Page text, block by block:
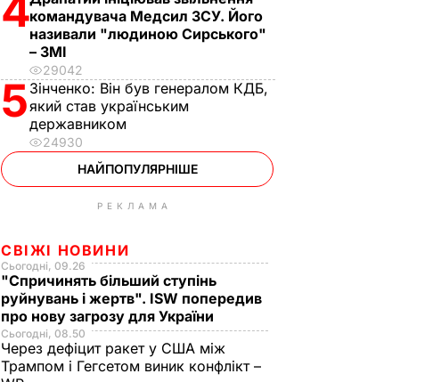
4командувача Медсил ЗСУ. Його
називали "людиною Сирського"
– ЗМІ
29042
5 Зінченко: Він був генералом КДБ,
який став українським
державником
24930
НАЙПОПУЛЯРНІШЕ
РЕКЛАМА
СВІЖІ НОВИНИ
Сьогодні, 09.26
"Спричинять більший ступінь
руйнувань і жертв". ISW попередив
про нову загрозу для України
Сьогодні, 08.50
Через дефіцит ракет у США між
Трампом і Гегсетом виник конфлікт –